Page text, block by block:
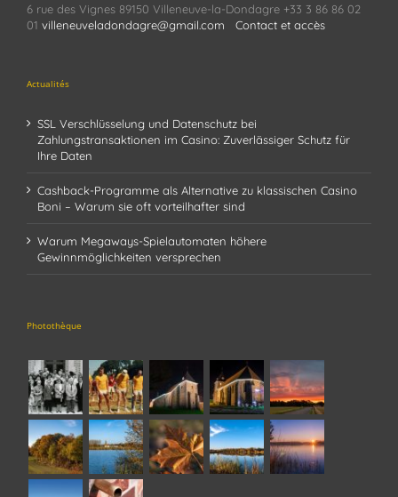
6 rue des Vignes 89150 Villeneuve-la-Dondagre +33 3 86 86 02
01 villeneuveladondagre@gmail.com Contact et accès
Actualités
SSL Verschlüsselung und Datenschutz bei
Zahlungstransaktionen im Casino: Zuverlässiger Schutz für
Ihre Daten
Cashback-Programme als Alternative zu klassischen Casino
Boni – Warum sie oft vorteilhafter sind
Warum Megaways-Spielautomaten höhere
Gewinnmöglichkeiten versprechen
Photothèque